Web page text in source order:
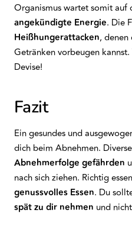
Organismus wartet somit auf
angekündigte Energie. Die
Heißhungerattacken,
Getränken vorbeugen
Devise!
Fazit
Ein gesundes und
dich beim Abnehmen.
Abnehmerfolge gefährden
nach sich ziehen. Richtig
genussvolles Essen. Du
spät zu dir nehmen und